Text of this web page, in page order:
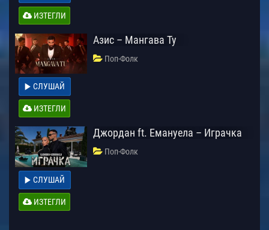
ИЗТЕГЛИ
Азис – Мангава Ту
Поп-Фолк
СЛУШАЙ
ИЗТЕГЛИ
Джордан ft. Емануела – Играчка
Поп-Фолк
СЛУШАЙ
ИЗТЕГЛИ